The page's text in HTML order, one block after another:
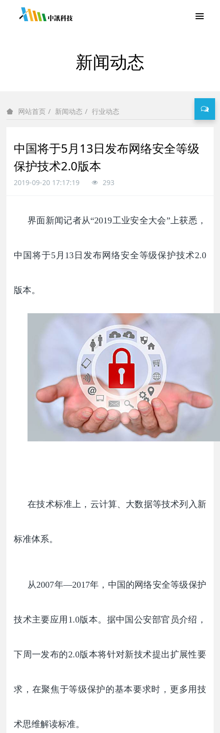
新闻动态
网站首页 新闻动态 行业动态
中国将于5月13日发布网络安全等级
保护技术2.0版本
2019-09-20 17:17:19 293
界面新闻记者从“2019工业安全大会”上获悉，
中国将于5月13日发布网络安全等级保护技术2.0
版本。
在技术标准上，云计算、大数据等技术列入新
标准体系。
从2007年—2017年，中国的网络安全等级保护
技术主要应用1.0版本。据中国公安部官员介绍，
下周一发布的2.0版本将针对新技术提出扩展性要
求，在聚焦于等级保护的基本要求时，更多用技
术思维解读标准。